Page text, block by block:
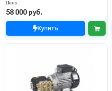
Цена
58 000 руб.
Купить